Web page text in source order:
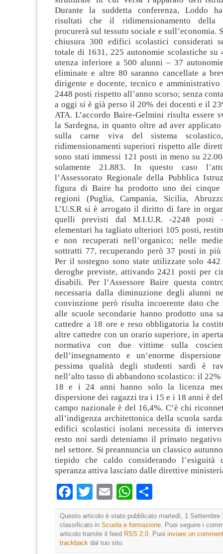
Durante la suddetta conferenza, Loddo
risultati che il ridimensionamento della
procurerà sul tessuto sociale e sull’economia.
chiusura 300 edifici scolastici considerati
totale di 1631, 225 autonomie scolastiche su
utenza inferiore a 500 alunni – 37
eliminate e altre 80 saranno cancellate a
dirigente e docente, tecnico e
2448 posti rispetto all’anno scorso; senza
a oggi si è già perso il 20% dei docenti e il
ATA. L’accordo Baire-Gelmini risulta essere
la Sardegna, in quanto oltre ad aver
sulla carne viva del sistema
ridimensionamenti superiori rispetto alle
sono stati immessi 121 posti in meno su
solamente 21.883. In questo caso
l’Assessorato Regionale della Pubblica
figura di Baire ha prodotto uno dei
regioni (Puglia, Campania, Sicilia,
L’U.S.R si è arrogato il diritto di fare in
quelli previsti dal M.I.U.R. -2248 posti
elementari ha tagliato ulteriori 105 posti,
e non recuperati nell’organico; nelle
sottratti 77, recuperando però 37 posti in
Per il sostegno sono state utilizzate solo
deroghe previste, attivando 2421 posti per
disabili. Per l’Assessore Baire questa
necessaria dalla diminuzione degli alunni
convinzione però risulta incoerente dato
alle scuole secondarie hanno prodotto una
cattedre a 18 ore e reso obbligatoria la
altre cattedre con un orario superiore, in
normativa con due vittime sulla
dell’insegnamento e un’enorme
pessima qualità degli studenti sardi è
nell’alto tasso di abbandono scolastico: il
18 e i 24 anni hanno solo la licenza
dispersione dei ragazzi tra i 15 e i 18 anni è
campo nazionale è del 16,4%. C’è chi
all’indigenza architettonica della scuola
edifici scolastici isolani necessita di
resto noi sardi deteniamo il primato
nel settore. Si preannuncia un classico
tiepido che caldo considerando l’esiguità
speranza attiva lasciato dalle direttive
Facebook
TwitterEmailWhatsApp
Questo articolo è stato pubblicato martedì, 1 Settembre
classificato in Scuola e formazione. Puoi seguire i
articolo tramite il feed RSS 2.0. Puoi inviare un
trackback dal tuo sito.